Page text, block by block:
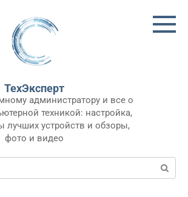
ТехЭксперт
администратору и все о
техникой: настройка,
лучших устройств и обзоры,
фото и видео